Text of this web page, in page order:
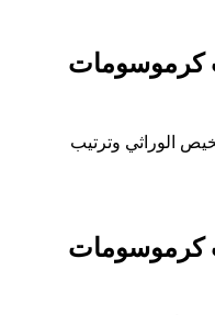
كرموسومات
الوراثي وترتيب
كرموسومات